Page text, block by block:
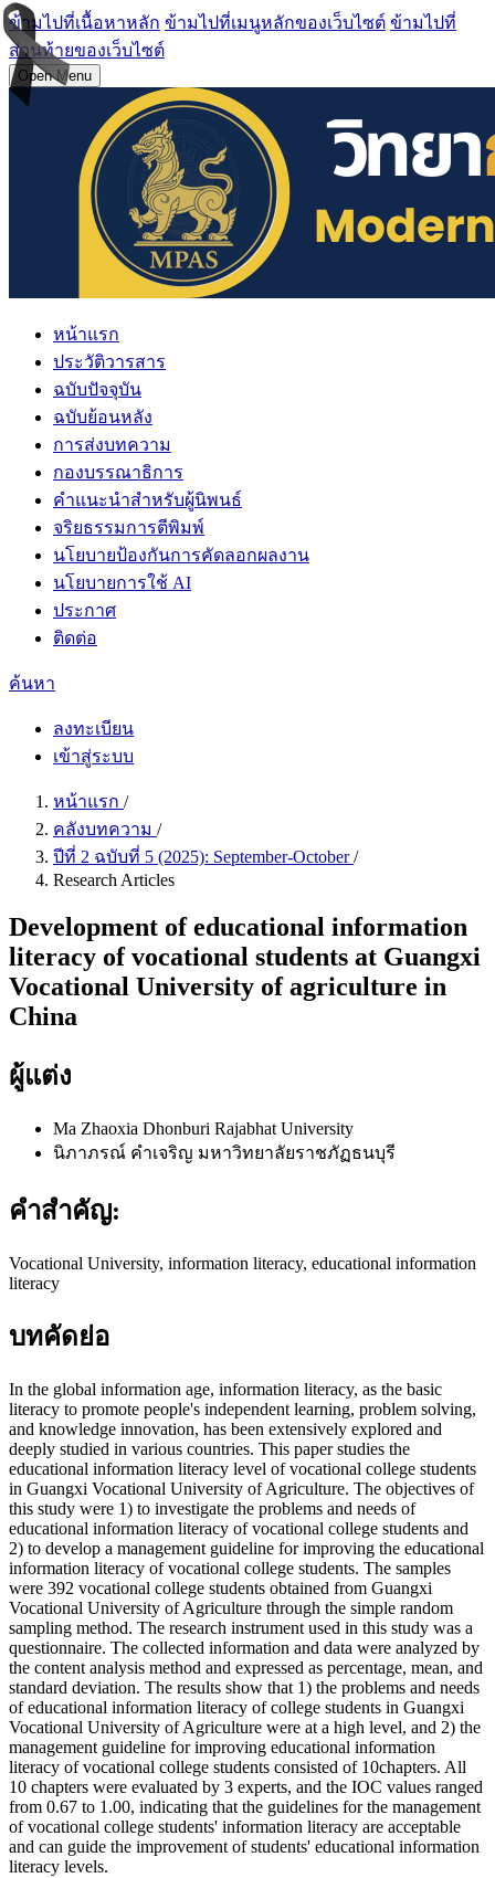
ข้ามไปที่เนื้อหาหลัก ข้ามไปที่เมนูหลักของเว็บไซต์ ข้ามไปที่
ส่วนท้ายของเว็บไซต์
Open Menu
หน้าแรก
ประวัติวารสาร
ฉบับปัจจุบัน
ฉบับย้อนหลัง
การส่งบทความ
กองบรรณาธิการ
คำแนะนำสำหรับผู้นิพนธ์
จริยธรรมการตีพิมพ์
นโยบายป้องกันการคัดลอกผลงาน
นโยบายการใช้ AI
ประกาศ
ติดต่อ
ค้นหา
ลงทะเบียน
เข้าสู่ระบบ
หน้าแรก /
คลังบทความ /
ปีที่ 2 ฉบับที่ 5 (2025): September-October/
Research Articles
Development of educational information
literacy of vocational students at Guangxi
Vocational University of agriculture in
China
ผู้แต่ง
Ma Zhaoxia Dhonburi Rajabhat University
นิภาภรณ์ คำเจริญ มหาวิทยาลัยราชภัฏธนบุรี
คำสำคัญ:
Vocational University, information literacy, educational information
literacy
บทคัดย่อ
In the global information age, information literacy, as the basic
literacy to promote people's independent learning, problem solving,
and knowledge innovation, has been extensively explored and
deeply studied in various countries. This paper studies the
educational information literacy level of vocational college students
in Guangxi Vocational University of Agriculture. The objectives of
this study were 1) to investigate the problems and needs of
educational information literacy of vocational college students and
2) to develop a management guideline for improving the educational
information literacy of vocational college students. The samples
were 392 vocational college students obtained from Guangxi
Vocational University of Agriculture through the simple random
sampling method. The research instrument used in this study was a
questionnaire. The collected information and data were analyzed by
the content analysis method and expressed as percentage, mean, and
standard deviation. The results show that 1) the problems and needs
of educational information literacy of college students in Guangxi
Vocational University of Agriculture were at a high level, and 2) the
management guideline for improving educational information
literacy of vocational college students consisted of 10chapters. All
10 chapters were evaluated by 3 experts, and the IOC values ranged
from 0.67 to 1.00, indicating that the guidelines for the management
of vocational college students' information literacy are acceptable
and can guide the improvement of students' educational information
literacy levels.